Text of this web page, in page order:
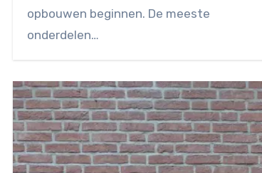
opbouwen beginnen. De meeste
onderdelen…